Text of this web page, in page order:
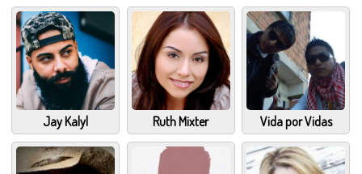
Jay Kalyl Ruth Mixter Vida por Vidas